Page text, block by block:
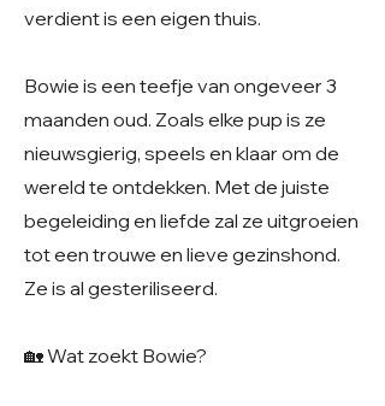
verdient is een eigen thuis.
Bowie is een teefje van ongeveer 3
maanden oud. Zoals elke pup is ze
nieuwsgierig, speels en klaar om de
wereld te ontdekken. Met de juiste
begeleiding en liefde zal ze uitgroeien
tot een trouwe en lieve gezinshond.
Ze is al gesteriliseerd.
🏡 Wat zoekt Bowie?